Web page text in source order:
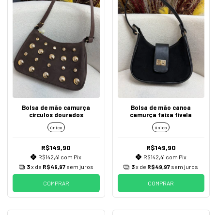
Bolsa de mão camurça
círculos dourados
único
R$149,90
R$142,41 com Pix
3x de R$49,97 sem juros
COMPRAR
Bolsa de mão canoa
camurça faixa fivela
único
R$149,90
R$142,41 com Pix
3x de R$49,97 sem juros
COMPRAR